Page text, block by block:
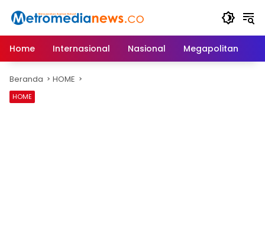
Home
Internasional Nasional Megapolitan
Beranda HOME
HOME